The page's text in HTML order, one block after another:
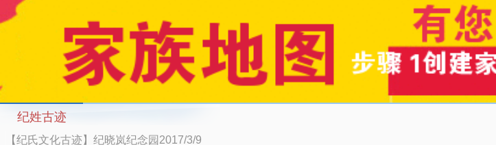
纪姓古迹
【纪氏文化古迹】纪晓岚纪念园2017/3/9